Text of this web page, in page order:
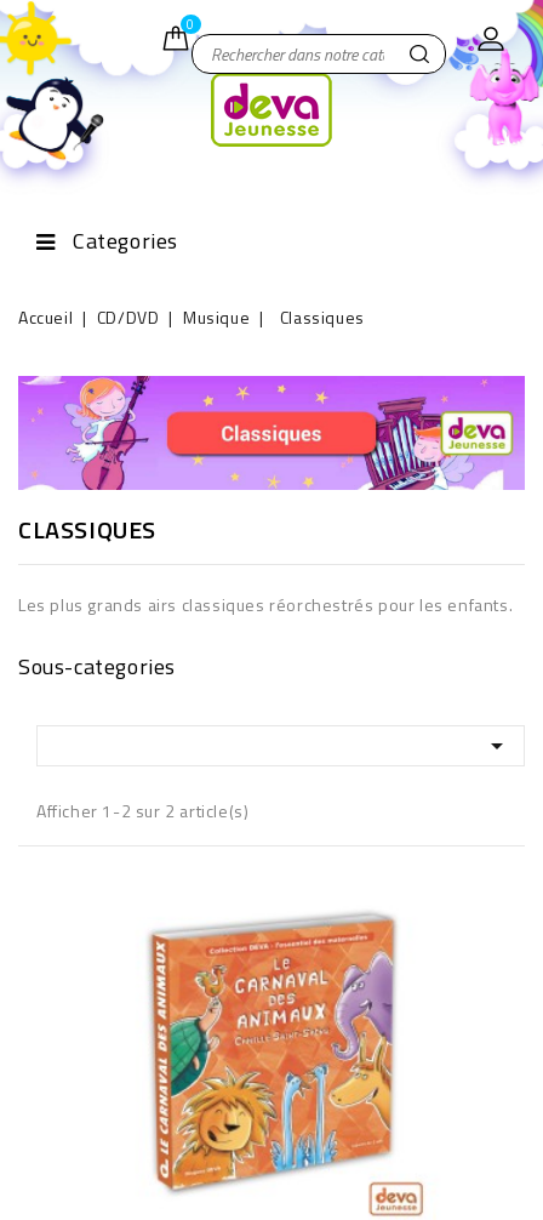
0
Categories
Accueil CD/DVD Musique Classiques
CLASSIQUES
Les plus grands airs classiques réorchestrés pour les enfants.
Sous-categories

Afficher 1-2 sur 2 article(s)